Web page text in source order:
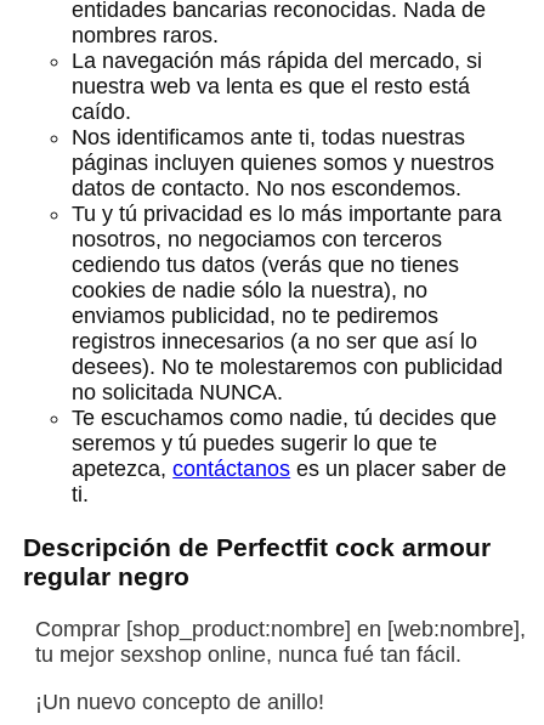
entidades bancarias reconocidas. Nada de
nombres raros.
La navegación más rápida del mercado, si
nuestra web va lenta es que el resto está
caído.
Nos identificamos ante ti, todas nuestras
páginas incluyen quienes somos y nuestros
datos de contacto. No nos escondemos.
Tu y tú privacidad es lo más importante para
nosotros, no negociamos con terceros
cediendo tus datos (verás que no tienes
cookies de nadie sólo la nuestra), no
enviamos publicidad, no te pediremos
registros innecesarios (a no ser que así lo
desees). No te molestaremos con publicidad
no solicitada NUNCA.
Te escuchamos como nadie, tú decides que
seremos y tú puedes sugerir lo que te
apetezca,contáctanos es un placer saber de
ti.
Descripción de Perfectfit cock armour
regular negro
Comprar [shop_product:nombre] en [web:nombre],
tu mejor sexshop online, nunca fué tan fácil.
¡Un nuevo concepto de anillo!